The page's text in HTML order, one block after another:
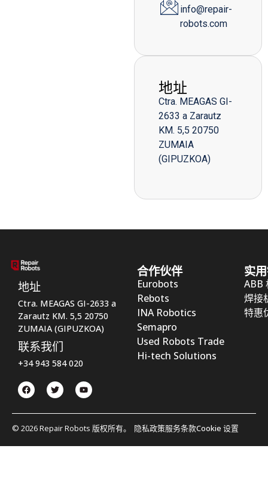
info@repair-
robots.com
地址
Ctra. MEAGAS GI-
2633 a Zarautz
KM. 5,5 20750
ZUMAIA
(GIPUZKOA)
地址
Ctra. MEAGAS GI-2633 a
Zarautz KM. 5,5 20750
ZUMAIA (GIPUZKOA)
联系我们
+34 943 584 020
合作伙伴
Eurobots
Rebots
INA Robotics
Semapro
Used Robots Trade
Hi-tech Solutions
实
ABB
焊接
特惠
© 2026 Repair Robots 版权所有。 隐私政策服务条款Cookie 设置